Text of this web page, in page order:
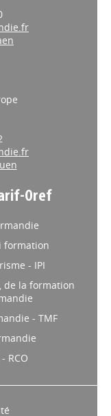
Oref
formation
- IPI
de la formation
- TMF
RCO